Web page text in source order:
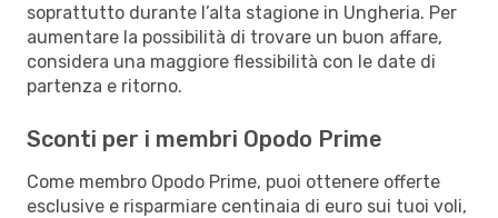
soprattutto durante l’alta stagione in Ungheria. Per
aumentare la possibilità di trovare un buon affare,
considera una maggiore flessibilità con le date di
partenza e ritorno.
Sconti per i membri Opodo Prime
Come membro Opodo Prime, puoi ottenere offerte
esclusive e risparmiare centinaia di euro sui tuoi voli,